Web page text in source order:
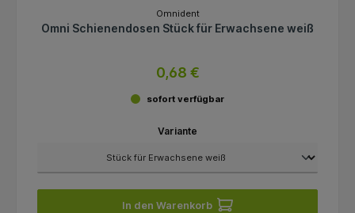
Omnident
Omni Schienendosen Stück für Erwachsene weiß
0,68 €
sofort verfügbar
Variante
In den Warenkorb